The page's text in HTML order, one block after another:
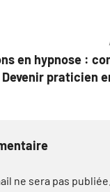
en hypnose :
praticien
ne sera pas publiée.